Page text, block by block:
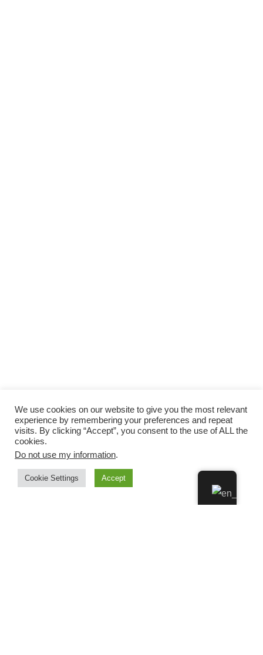
We use cookies on our website to give you the most relevant
experience by remembering your preferences and repeat
visits. By clicking “Accept”, you consent to the use of ALL the
cookies.
Do not use my information.
Cookie Settings Accept